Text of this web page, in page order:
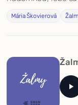
Mária Škovierová